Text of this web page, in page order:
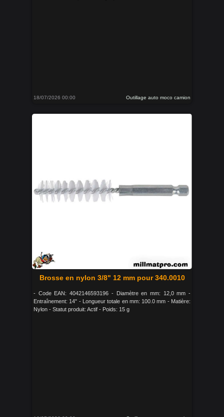
18/07/2026 00:00 Outillage auto moco camion
Brosse en nylon 3/8" 12 mm pour 340.0010
- Code EAN: 4042146593196 - Diamètre en mm: 12,0 mm -
Entraînement: 14" - Longueur totale en mm: 100.0 mm - Matière:
Nylon - Statut produit: Actif - Poids: 15 g